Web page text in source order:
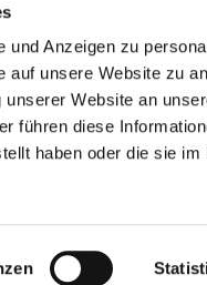
und Anzeigen zu
auf unsere Website zu
Website an
führen diese
haben oder die sie